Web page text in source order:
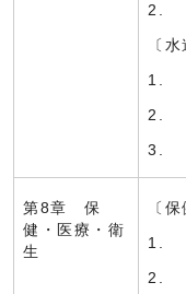
2.
〔水
1.
2.
3.
第8章 保
健・医療・衛
生
〔
1.
2.